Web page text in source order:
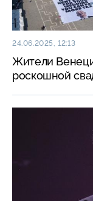
24.06.2025, 12:13
Жители
роскошной